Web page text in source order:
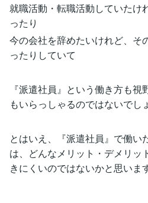
就職活動・転職活動していたけ
ったり
今の会社を辞めたいけれど、そ
ったりしていて
『派遣社員』という働き方も
もいらっしゃるのではないでし
とはいえ、『派遣社員』で働い
は、どんなメリット・デメリッ
きにくいのではないかと思います